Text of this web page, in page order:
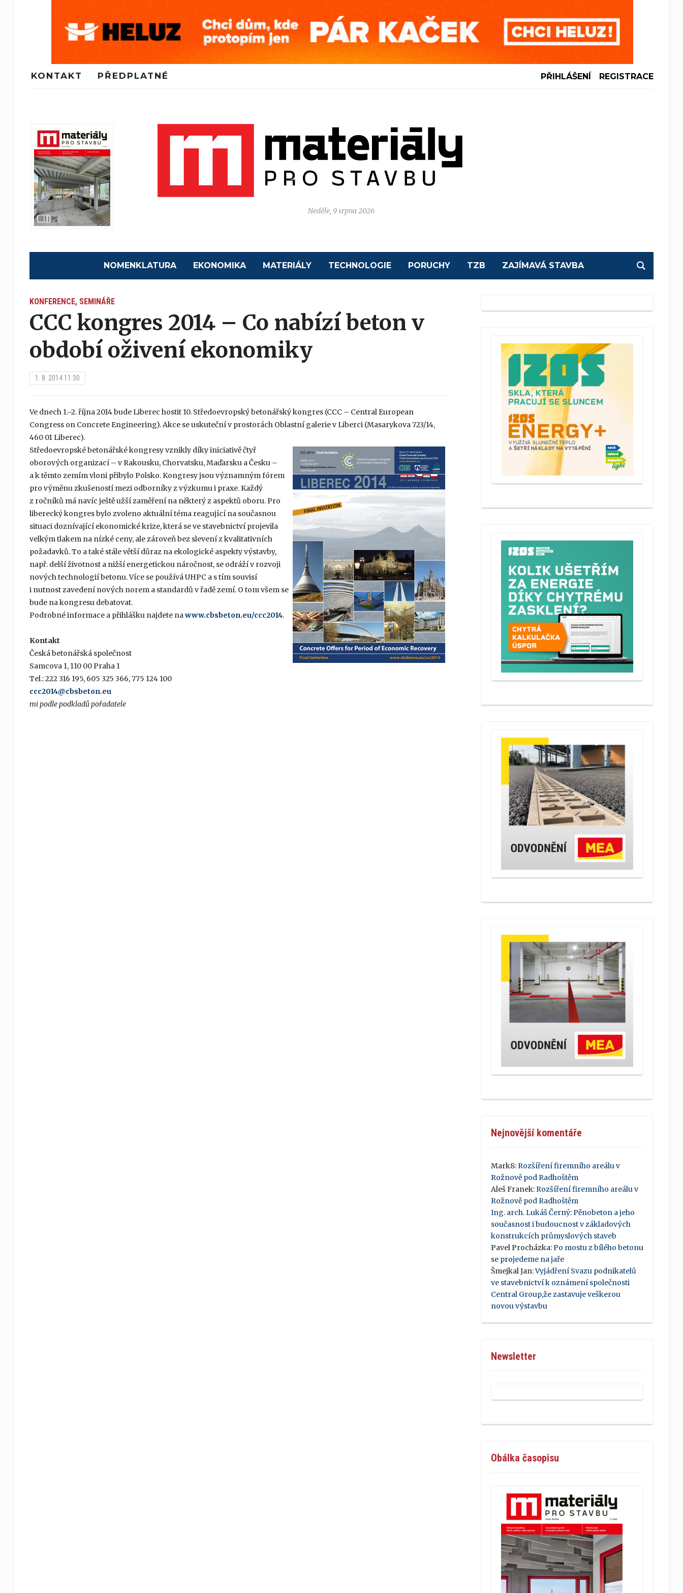
KONTAKT PŘEDPLATNÉ PŘIHLÁŠENÍ REGISTRACE
Neděle, 9 srpna 2026
NOMENKLATURA EKONOMIKA MATERIÁLY TECHNOLOGIE PORUCHY TZB ZAJÍMAVÁ STAVBA
KONFERENCE, SEMINÁŘE
CCC kongres 2014 – Co nabízí beton v
období oživení ekonomiky
1. 8. 2014 11:30
Ve dnech 1.–2. října 2014 bude Liberec hostit 10. Středoevropský betonářský kongres (CCC – Central European
Congress on Concrete Engineering). Akce se uskuteční v prostorách Oblastní galerie v Liberci (Masarykova 723/14,
460 01 Liberec).
Středoevropské betonářské kongresy vznikly díky iniciativě čtyř
oborových organizací – v Rakousku, Chorvatsku, Maďarsku a Česku –
a k těmto zemím vloni přibylo Polsko. Kongresy jsou významným fórem
pro výměnu zkušeností mezi odborníky z výzkumu i praxe. Každý
z ročníků má navíc ještě užší zaměření na některý z aspektů oboru. Pro
liberecký kongres bylo zvoleno aktuální téma reagující na současnou
situaci doznívající ekonomické krize, která se ve stavebnictví projevila
velkým tlakem na nízké ceny, ale zároveň bez slevení z kvalitativních
požadavků. To a také stále větší důraz na ekologické aspekty výstavby,
např. delší životnost a nižší energetickou náročnost, se odráží v rozvoji
nových technologií betonu. Více se používá UHPC a s tím souvisí
i nutnost zavedení nových norem a standardů v řadě zemí. O tom všem se
bude na kongresu debatovat.
Podrobné informace a přihlášku najdete nawww.cbsbeton.eu/ccc2014.
Kontakt
Česká betonářská společnost
Samcova 1, 110 00 Praha 1
Tel.: 222 316 195, 605 325 366, 775 124 100
ccc2014@cbsbeton.eu
mi podle podkladů pořadatele
Nejnovější komentáře
Mark8:Rozšíření firemního areálu v
Rožnově pod Radhoštěm
Aleš Franek:Rozšíření firemního areálu v
Rožnově pod Radhoštěm
Ing. arch. Lukáš Černý:Pěnobeton a jeho
současnost i budoucnost v základových
konstrukcích průmyslových staveb
Pavel Procházka:Po mostu z bílého betonu
se projedeme na jaře
Šmejkal Jan:Vyjádření Svazu podnikatelů
ve stavebnictví k oznámení společnosti
Central Group,že zastavuje veškerou
novou výstavbu
Newsletter
Obálka časopisu